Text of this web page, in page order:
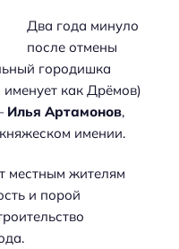
Два года минуло
после отмены
городишка
как Дрёмов)
Илья Артамонов,
имении.
местным жителям
и порой